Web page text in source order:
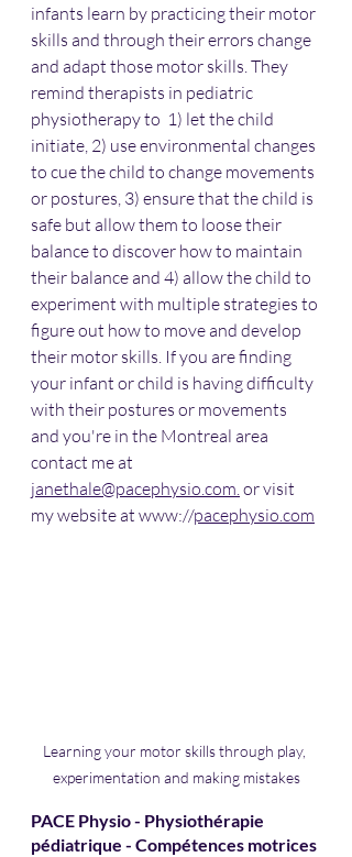
infants learn by practicing their motor
skills and through their errors change
and adapt those motor skills. They
remind therapists in pediatric
physiotherapy to  1) let the child
initiate, 2) use environmental changes
to cue the child to change movements
or postures, 3) ensure that the child is
safe but allow them to loose their
balance to discover how to maintain
their balance and 4) allow the child to
experiment with multiple strategies to
figure out how to move and develop
their motor skills. If you are finding
your infant or child is having difficulty
with their postures or movements
and you're in the Montreal area
contact me at
janethale@pacephysio.com. or visit
my website at www://pacephysio.com
Learning your motor skills through play,
experimentation and making mistakes
PACE Physio - Physiothérapie
pédiatrique - Compétences motrices